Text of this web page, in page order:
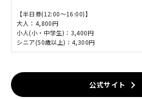
【半日券(12:00～16:00)】
大人：4,800円
小人(小・中学生)：3,400円
シニア(50歳以上)：4,300円
公式サイト